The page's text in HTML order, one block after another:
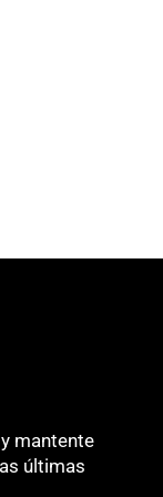
mantente
últimas